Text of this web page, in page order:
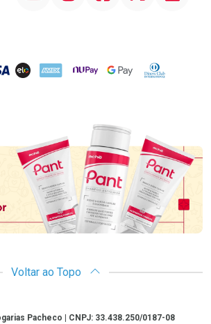
ELO AMEX NuPay Google PayDiners Club
Voltar ao Topo
Pacheco | CNPJ: 33.438.250/0187-08